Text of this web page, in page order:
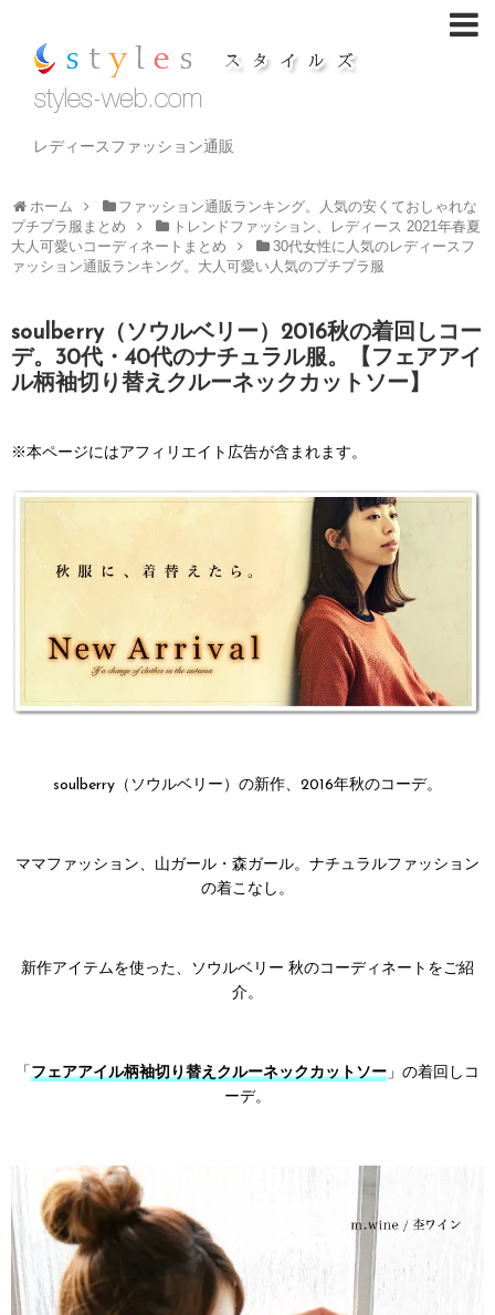
レディースファッション通販
ホーム
ファッション通販ランキング。人気の安くておしゃれな
プチプラ服まとめ
トレンドファッション、レディース 2021年春夏
大人可愛いコーディネートまとめ
30代女性に人気のレディースフ
ァッション通販ランキング。大人可愛い人気のプチプラ服
soulberry（ソウルベリー）2016秋の着回しコー
デ。30代・40代のナチュラル服。【フェアアイ
ル柄袖切り替えクルーネックカットソー】
※本ページにはアフィリエイト広告が含まれます。
soulberry（ソウルベリー）の新作、2016年秋のコーデ。
ママファッション、山ガール・森ガール。ナチュラルファッション
の着こなし。
新作アイテムを使った、ソウルベリー 秋のコーディネートをご紹
介。
「 フェアアイル柄袖切り替えクルーネックカットソー 」の着回しコ
ーデ。